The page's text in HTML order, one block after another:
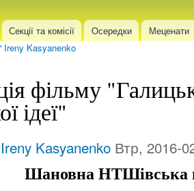
Секції та комісії Осередки Меценати
Ireny Kasyanenko
фільму
ідеї"
Ireny Kasyanenko Втр, 2016-
Шановна НТШівська